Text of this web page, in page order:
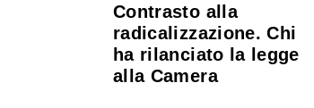
Contrasto alla
radicalizzazione. Chi
ha rilanciato la legge
alla Camera